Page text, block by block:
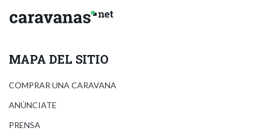
MAPA DEL SITIO
COMPRAR UNA CARAVANA
ANÚNCIATE
PRENSA